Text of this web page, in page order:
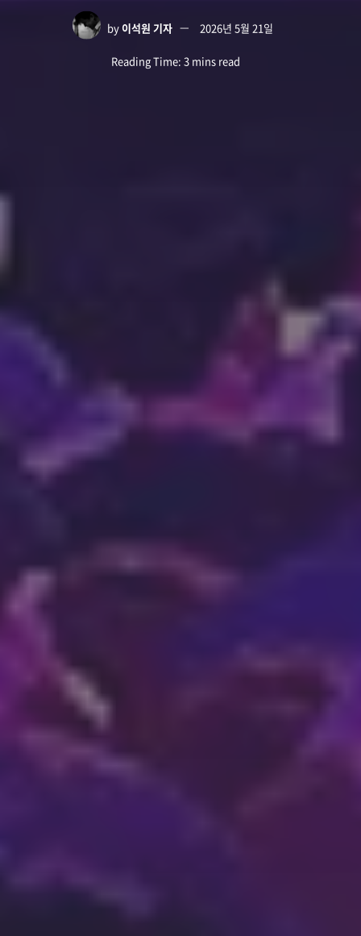
by 이석원 기자 2026년 5월 21일
Reading Time: 3 mins read